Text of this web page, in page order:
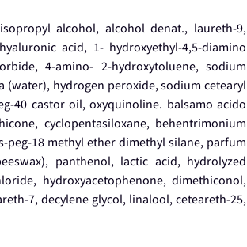
alcohol, alcohol denat., laureth-9,
acid, 1- hydroxyethyl-4,5-diamino
4-amino- 2-hydroxytoluene, sodium
hydrogen peroxide, sodium cetearyl
40 castor oil, oxyquinoline. balsamo acido
cyclopentasiloxane, behentrimonium
18 methyl ether dimethyl silane, parfum
panthenol, lactic acid, hydrolyzed
hydroxyacetophenone, dimethiconol,
7, decylene glycol, linalool, ceteareth-25,